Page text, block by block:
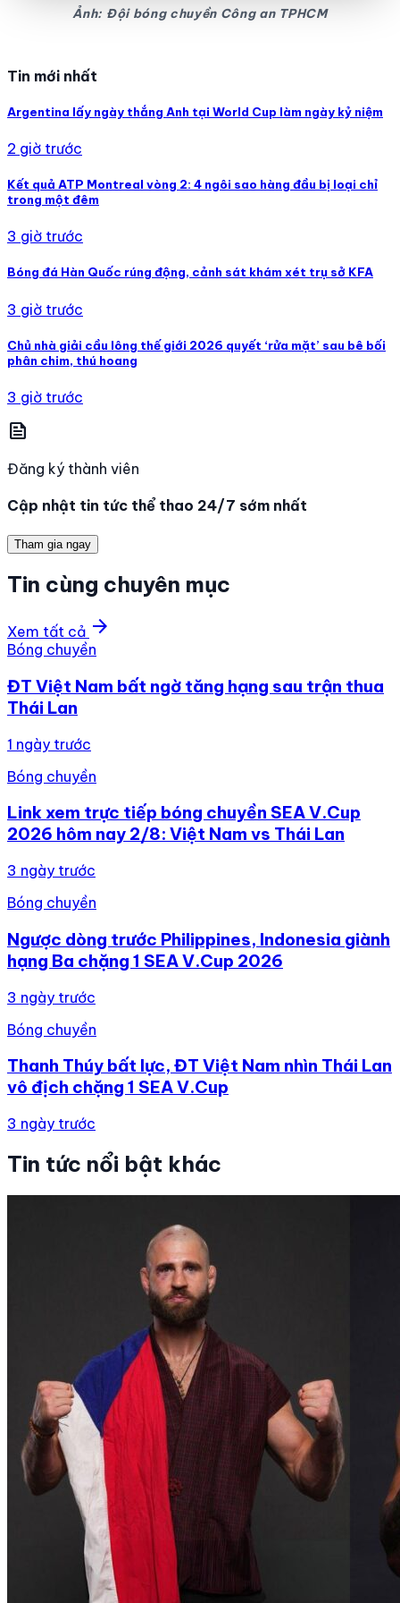
Ảnh: Đội bóng chuyền Công an TPHCM
Tin mới nhất
Argentina lấy ngày thắng Anh tại World Cup làm ngày kỷ niệm
2 giờ trước
Kết quả ATP Montreal vòng 2: 4 ngôi sao hàng đầu bị loại chỉ
trong một đêm
3 giờ trước
Bóng đá Hàn Quốc rúng động, cảnh sát khám xét trụ sở KFA
3 giờ trước
Chủ nhà giải cầu lông thế giới 2026 quyết ‘rửa mặt’ sau bê bối
phân chim, thú hoang
3 giờ trước
news
Đăng ký thành viên
Cập nhật tin tức thể thao 24/7 sớm nhất
Tham gia ngay
Tin cùng chuyên mục
Xem tất cả arrow_forward
Bóng chuyền
ĐT Việt Nam bất ngờ tăng hạng sau trận thua
Thái Lan
1 ngày trước
Bóng chuyền
Link xem trực tiếp bóng chuyền SEA V.Cup
2026 hôm nay 2/8: Việt Nam vs Thái Lan
3 ngày trước
Bóng chuyền
Ngược dòng trước Philippines, Indonesia giành
hạng Ba chặng 1 SEA V.Cup 2026
3 ngày trước
Bóng chuyền
Thanh Thúy bất lực, ĐT Việt Nam nhìn Thái Lan
vô địch chặng 1 SEA V.Cup
3 ngày trước
Tin tức nổi bật khác